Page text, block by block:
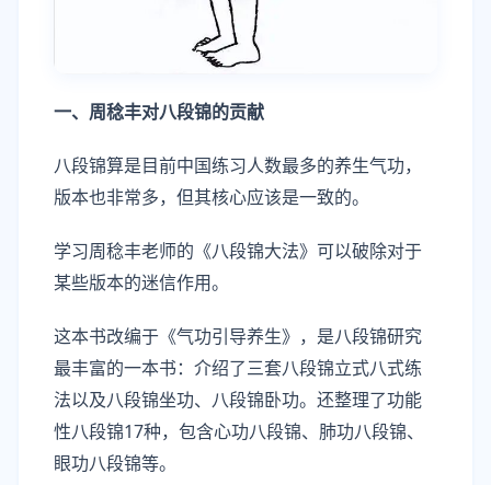
一、周稔丰对八段锦的贡献
八段锦算是目前中国练习人数最多的养生气功，
版本也非常多，但其核心应该是一致的。
学习周稔丰老师的《八段锦大法》可以破除对于
某些版本的迷信作用。
这本书改编于《气功引导养生》，是八段锦研究
最丰富的一本书：介绍了三套八段锦立式八式练
法以及八段锦坐功、八段锦卧功。还整理了功能
性八段锦17种，包含心功八段锦、肺功八段锦、
眼功八段锦等。